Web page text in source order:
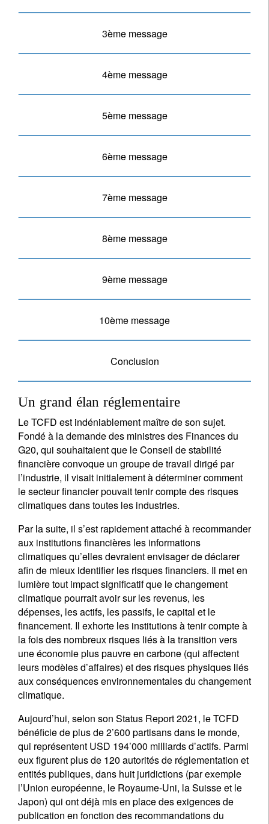
3ème message
4ème message
5ème message
6ème message
7ème message
8ème message
9ème message
10ème message
Conclusion
Un grand élan réglementaire
Le TCFD est indéniablement maître de son sujet.
Fondé à la demande des ministres des Finances du
G20, qui souhaitaient que le Conseil de stabilité
financière convoque un groupe de travail dirigé par
l’industrie, il visait initialement à déterminer comment
le secteur financier pouvait tenir compte des risques
climatiques dans toutes les industries.
Par la suite, il s’est rapidement attaché à recommander
aux institutions financières les informations
climatiques qu’elles devraient envisager de déclarer
afin de mieux identifier les risques financiers. Il met en
lumière tout impact significatif que le changement
climatique pourrait avoir sur les revenus, les
dépenses, les actifs, les passifs, le capital et le
financement. Il exhorte les institutions à tenir compte à
la fois des nombreux risques liés à la transition vers
une économie plus pauvre en carbone (qui affectent
leurs modèles d’affaires) et des risques physiques liés
aux conséquences environnementales du changement
climatique.
Aujourd’hui, selon son Status Report 2021, le TCFD
bénéficie de plus de 2’600 partisans dans le monde,
qui représentent USD 194’000 milliards d’actifs. Parmi
eux figurent plus de 120 autorités de réglementation et
entités publiques, dans huit juridictions (par exemple
l’Union européenne, le Royaume-Uni, la Suisse et le
Japon) qui ont déjà mis en place des exigences de
publication en fonction des recommandations du